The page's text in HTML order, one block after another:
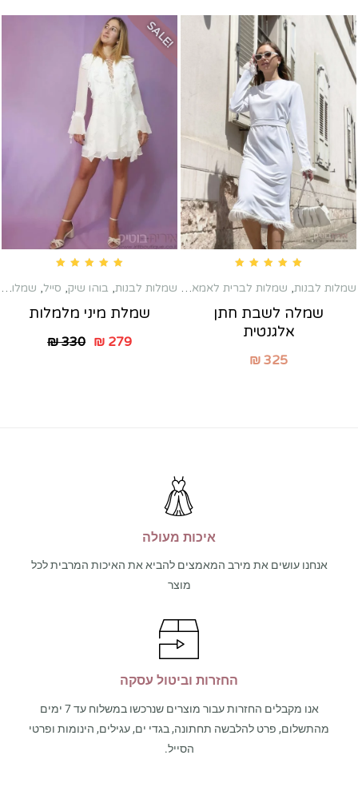
שמלות לבנות, שמלות לברית לאמא, שמלות לשבת חתן
שמלה לשבת חתן
אלגנטית
₪ 325
SALE!
שמלות לבנות, בוהו שיק, סייל, שמלות טראש
שמלת מיני מלמלות
₪330 ₪279
איכות מעולה
אנחנו עושים את מירב המאמצים להביא את האיכות המרבית לכל
מוצר
החזרות וביטול עסקה
אנו מקבלים החזרות עבור מוצרים שנרכשו במשלוח עד 7 ימים
מהתשלום, פרט להלבשה תחתונה, בגדי ים, עגילים, הינומות ופרטי
הסייל.